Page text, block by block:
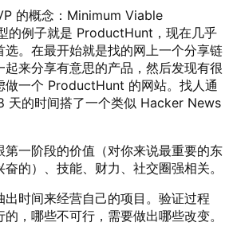
的概念：Minimum Viable
的例子就是 ProductHunt，现在几乎
选。在最开始就是找的网上一个分享链
来分享有意思的产品，然后发现有很
做一个 ProductHunt 的网站。找人通
天的时间搭了一个类似 Hacker News
第一阶段的价值（对你来说最重要的东
的）、技能、财力、社交圈强相关。
时间来经营自己的项目。验证过程
，哪些不可行，需要做出哪些改变。